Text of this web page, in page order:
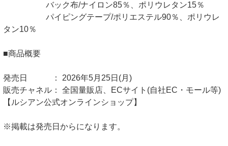
バック布/ナイロン85％、ポリウレタン15％
パイピングテープ/ポリエステル90％、ポリウレ
タン10％
■商品概要
発売日 ： 2026年5月25日(月)
販売チャネル： 全国量販店、ECサイト(自社EC・モール等)
【ルシアン公式オンラインショップ】
※掲載は発売日からになります。